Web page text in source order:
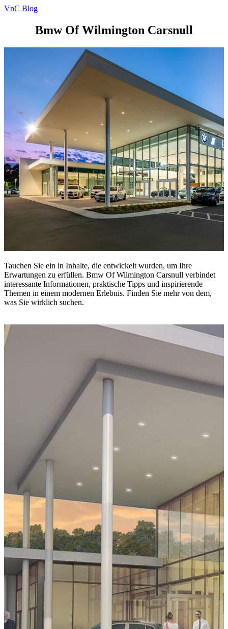
VnC Blog
Bmw Of Wilmington Carsnull
Tauchen Sie ein in Inhalte, die entwickelt wurden, um Ihre
Erwartungen zu erfüllen. Bmw Of Wilmington Carsnull verbindet
interessante Informationen, praktische Tipps und inspirierende
Themen in einem modernen Erlebnis. Finden Sie mehr von dem,
was Sie wirklich suchen.